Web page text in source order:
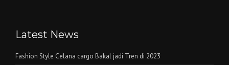
Latest News
Fashion Style Celana cargo Bakal jadi Tren di 2023